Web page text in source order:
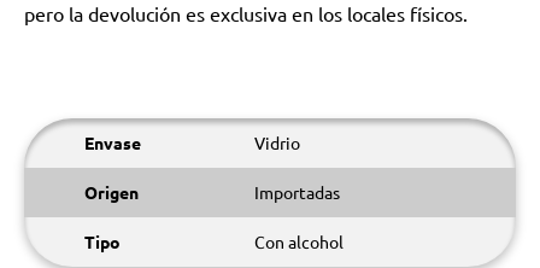
pero la devolución es exclusiva en los locales físicos.
Envase Vidrio
Origen Importadas
Tipo Con alcohol